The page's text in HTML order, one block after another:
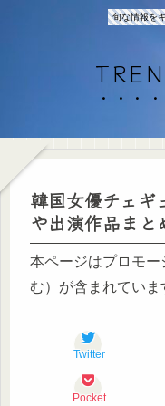
旬な情報を
韓国女優チェギ
や出演作品まと
本ページはプロモ
む）が含まれていま
Twitter
Pocket